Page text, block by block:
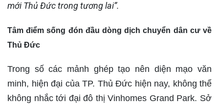
mới Thủ Đức trong tương lai”.
Tâm điểm sống đón đầu dòng dịch chuyển dân cư về
Thủ Đức
Trong số các mảnh ghép tạo nên diện mạo văn
minh, hiện đại của TP. Thủ Đức hiện nay, không thể
không nhắc tới đại đô thị Vinhomes Grand Park. Sở